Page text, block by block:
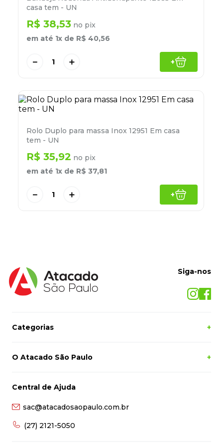
casa tem - UN
R$ 38,53 no pix
em até 1x de R$ 40,56
＋
－ +
Rolo Duplo para massa Inox 12951 Em casa
tem - UN
R$ 35,92 no pix
em até 1x de R$ 37,81
＋
－ +
Siga-nos
Categorias +
O Atacado São Paulo +
Central de Ajuda
sac@atacadosaopaulo.com.br
(27) 2121-5050
8º desinfetante
º marca texto
10º cola